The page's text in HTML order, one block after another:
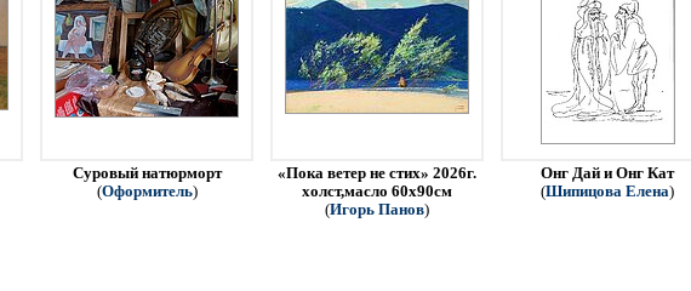
Суровый натюрморт
(Оформитель)
«Пока ветер не стих» 2026г.
холст,масло 60х90см
(Игорь Панов)
Онг Дай и Онг Кат
(Шипицова Елена)